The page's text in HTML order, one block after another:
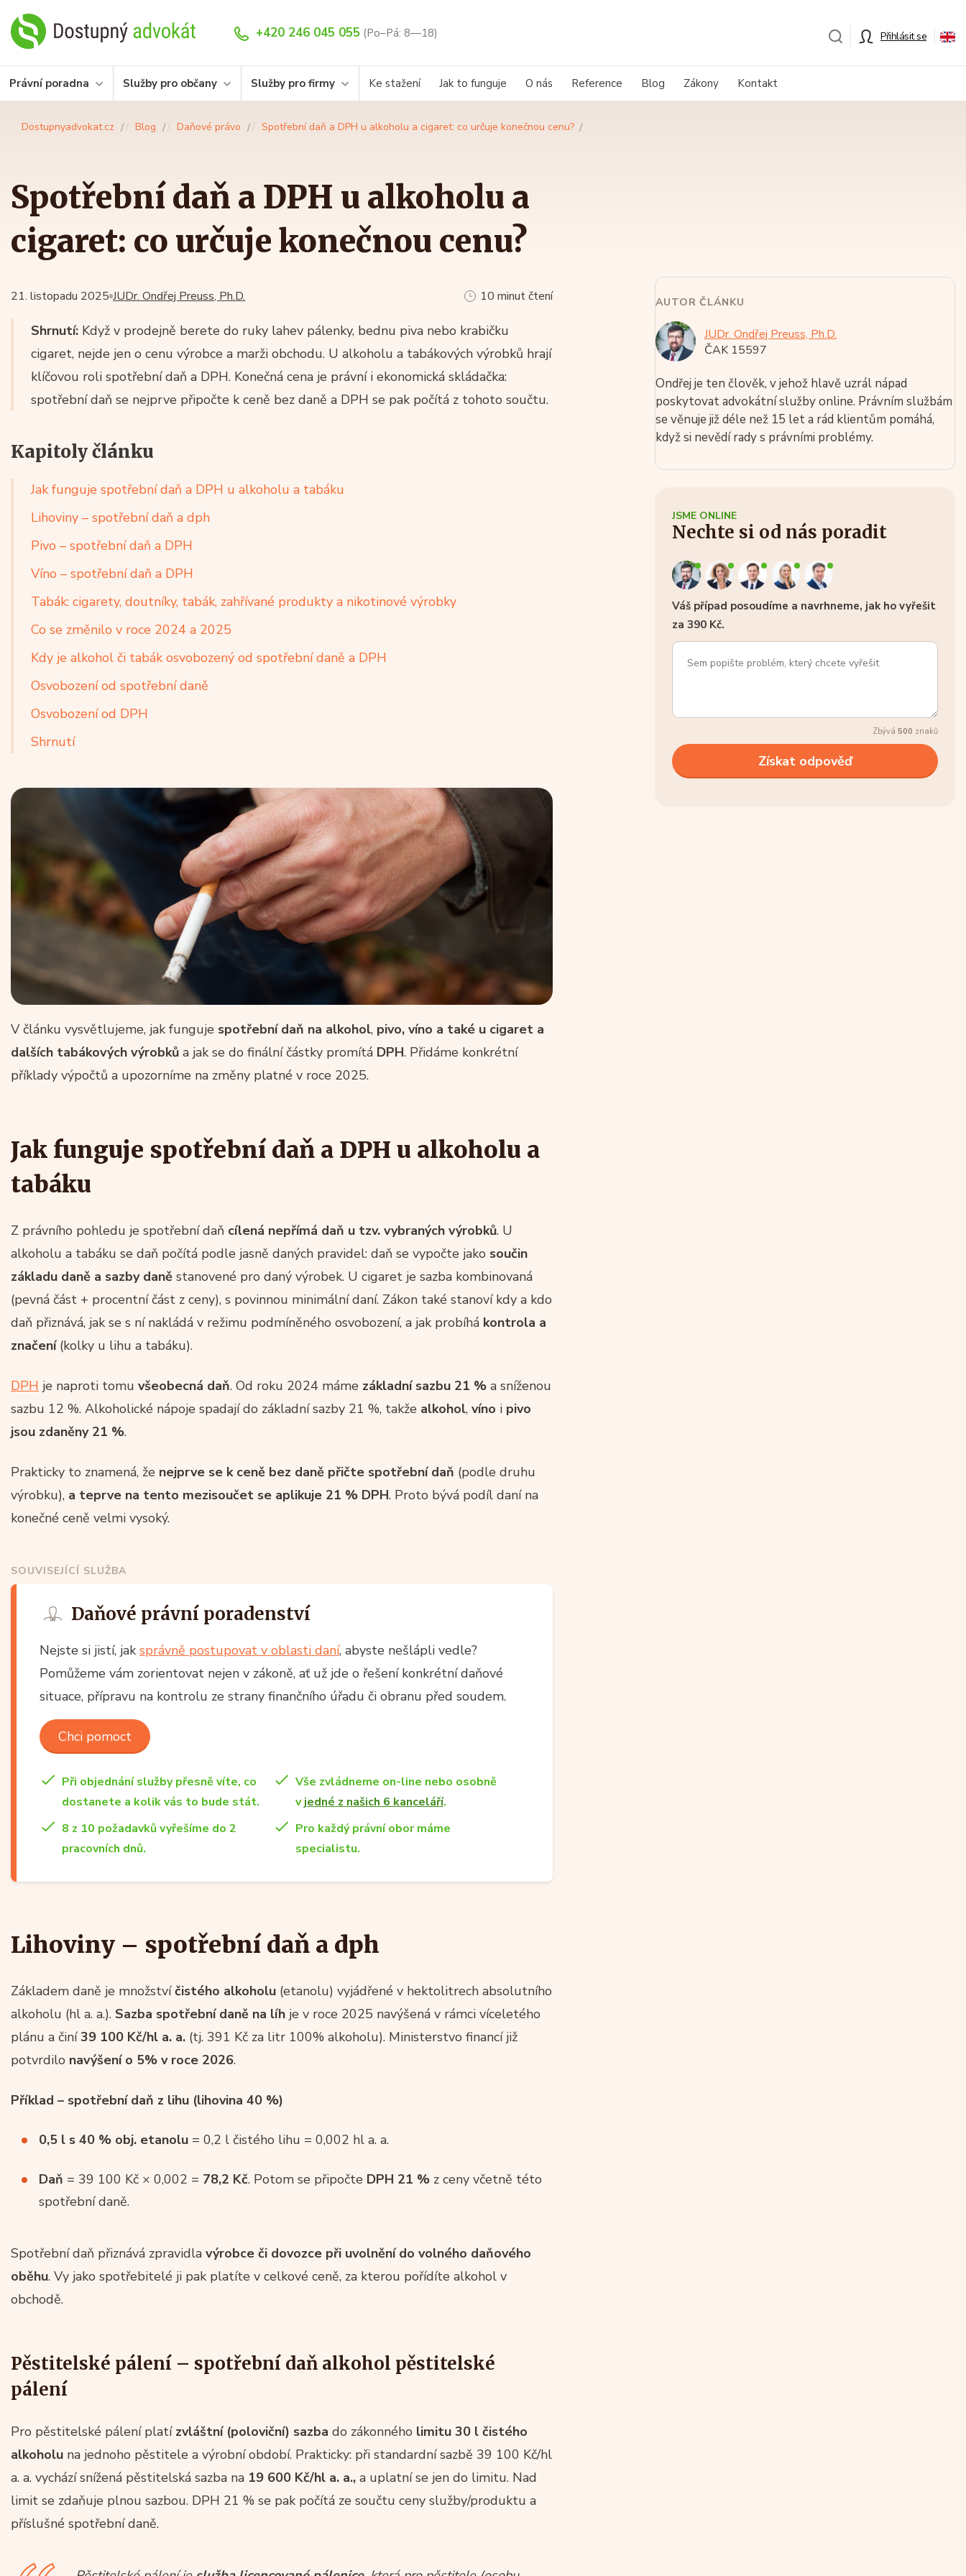
+420 246 045 055 (Po–Pá: 8—18) Přihlásit se
Právní poradna Služby pro občany Služby pro firmy Ke stažení Jak to funguje O nás Reference Blog Zákony Kontakt
Dostupnyadvokat.cz Blog Daňové právo Spotřební daň a DPH u alkoholu a cigaret: co určuje konečnou cenu?
Spotřební daň a DPH u alkoholu a
cigaret: co určuje konečnou cenu?
JUDr. Ondřej Preuss, Ph.D.
21. listopadu 2025 10 minut čtení
Shrnutí: Když v prodejně berete do ruky lahev pálenky, bednu piva nebo krabičku
cigaret, nejde jen o cenu výrobce a marži obchodu. U alkoholu a tabákových výrobků hrají
klíčovou roli spotřební daň a DPH. Konečná cena je právní i ekonomická skládačka:
spotřební daň se nejprve připočte k ceně bez daně a DPH se pak počítá z tohoto součtu.
Kapitoly článku
Jak funguje spotřební daň a DPH u alkoholu a tabáku
Lihoviny – spotřební daň a dph
Pivo – spotřební daň a DPH
Víno – spotřební daň a DPH
Tabák: cigarety, doutníky, tabák, zahřívané produkty a nikotinové výrobky
Co se změnilo v roce 2024 a 2025
Kdy je alkohol či tabák osvobozený od spotřební daně a DPH
Osvobození od spotřební daně
Osvobození od DPH
Shrnutí
V článku vysvětlujeme, jak funguje spotřební daň na alkohol, pivo, víno a také u cigaret a
dalších tabákových výrobků a jak se do finální částky promítá DPH. Přidáme konkrétní
příklady výpočtů a upozorníme na změny platné v roce 2025.
Jak funguje spotřební daň a DPH u alkoholu a
tabáku
Z právního pohledu je spotřební daň cílená nepřímá daň u tzv. vybraných výrobků. U
alkoholu a tabáku se daň počítá podle jasně daných pravidel: daň se vypočte jako součin
základu daně a sazby daně stanovené pro daný výrobek. U cigaret je sazba kombinovaná
(pevná část + procentní část z ceny), s povinnou minimální daní. Zákon také stanoví kdy a kdo
daň přiznává, jak se s ní nakládá v režimu podmíněného osvobození, a jak probíhá kontrola a
značení(kolky u lihu a tabáku).
DPH je naproti tomu všeobecná daň. Od roku 2024 máme základní sazbu 21 % a sníženou
sazbu 12 %. Alkoholické nápoje spadají do základní sazby 21 %, takže alkohol, víno i pivo
jsou zdaněny 21 %.
Prakticky to znamená, že nejprve se k ceně bez daně přičte spotřební daň (podle druhu
výrobku), a teprve na tento mezisoučet se aplikuje 21 % DPH. Proto bývá podíl daní na
konečné ceně velmi vysoký.
SOUVISEJÍCÍ SLUŽBA
Daňové právní poradenství
Nejste si jistí, jak správně postupovat v oblasti daní, abyste nešlápli vedle?
Pomůžeme vám zorientovat nejen v zákoně, ať už jde o řešení konkrétní daňové
situace, přípravu na kontrolu ze strany finančního úřadu či obranu před soudem.
Chci pomoct
Při objednání služby přesně víte, co
dostanete a kolik vás to bude stát.
Vše zvládneme on-line nebo osobně
vjedné z našich 6 kanceláří.
8 z 10 požadavků vyřešíme do 2
pracovních dnů.
Pro každý právní obor máme
specialistu.
Lihoviny – spotřební daň a dph
Základem daně je množstvíčistého alkoholu (etanolu) vyjádřené v hektolitrech absolutního
alkoholu (hl a. a.). Sazba spotřební daně na líh je v roce 2025 navýšená v rámci víceletého
plánu a činí39 100 Kč/hl a. a. (tj. 391 Kč za litr 100% alkoholu). Ministerstvo financí již
potvrdilo navýšení o 5% v roce 2026.
Příklad – spotřební daň z lihu (lihovina 40 %)
0,5 l s 40 % obj. etanolu = 0,2 l čistého lihu = 0,002 hl a. a.
Daň = 39 100 Kč × 0,002 = 78,2 Kč. Potom se připočte DPH 21 % z ceny včetně této
spotřební daně.
Spotřební daň přiznává zpravidla výrobce či dovozce při uvolnění do volného daňového
oběhu. Vy jako spotřebitelé ji pak platíte v celkové ceně, za kterou pořídíte alkohol v
obchodě.
Pěstitelské pálení – spotřební daň alkohol pěstitelské
pálení
Pro pěstitelské pálení platí zvláštní (poloviční) sazba do zákonného limitu 30 l čistého
alkoholu na jednoho pěstitele a výrobní období. Prakticky: při standardní sazbě 39 100 Kč/hl
a. a. vychází snížená pěstitelská sazba na 19 600 Kč/hl a. a., a uplatní se jen do limitu. Nad
limit se zdaňuje plnou sazbou. DPH 21 % se pak počítá ze součtu ceny služby/produktu a
příslušné spotřební daně.
AUTOR ČLÁNKU
JUDr. Ondřej Preuss, Ph.D.
ČAK 15597
Ondřej je ten člověk, v jehož hlavě uzrál nápad
poskytovat advokátní služby online. Právním službám
se věnuje již déle než 15 let a rád klientům pomáhá,
když si nevědí rady s právními problémy.
JSME ONLINE
Nechte si od nás poradit
Váš případ posoudíme a navrhneme, jak ho vyřešit
za 390 Kč.
Zbývá 500 znaků